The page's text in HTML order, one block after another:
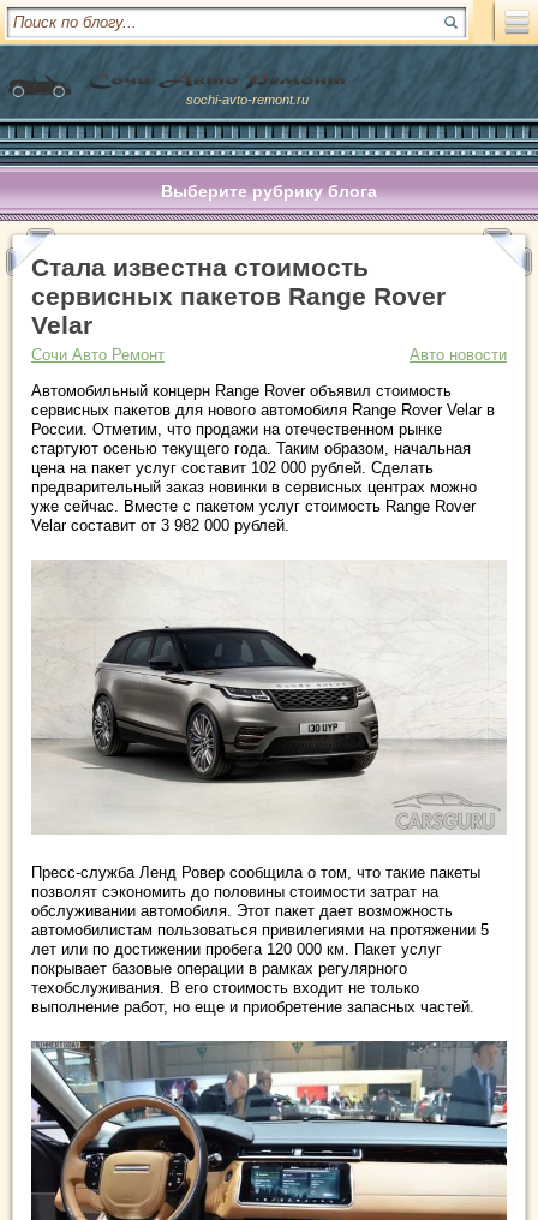
sochi-avto-remont.ru
Выберите рубрику блога
Стала известна стоимость
сервисных пакетов Range Rover
Velar
Сочи Авто Ремонт
Авто новости
Автомобильный концерн Range Rover объявил стоимость
сервисных пакетов для нового автомобиля Range Rover Velar в
России. Отметим, что продажи на отечественном рынке
стартуют осенью текущего года. Таким образом, начальная
цена на пакет услуг составит 102 000 рублей. Сделать
предварительный заказ новинки в сервисных центрах можно
уже сейчас. Вместе с пакетом услуг стоимость Range Rover
Velar составит от 3 982 000 рублей.
Пресс-служба Ленд Ровер сообщила о том, что такие пакеты
позволят сэкономить до половины стоимости затрат на
обслуживании автомобиля. Этот пакет дает возможность
автомобилистам пользоваться привилегиями на протяжении 5
лет или по достижении пробега 120 000 км. Пакет услуг
покрывает базовые операции в рамках регулярного
техобслуживания. В его стоимость входит не только
выполнение работ, но еще и приобретение запасных частей.